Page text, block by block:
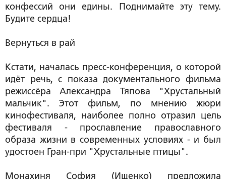
конфессий они едины. Поднимайте эту тему.
Будите сердца!
Вернуться в рай
Кстати, началась пресс-конференция, о которой
идёт речь, с показа документального фильма
режиссёра Александра Тяпова "Хрустальный
мальчик". Этот фильм, по мнению жюри
кинофестиваля, наиболее полно отразил цель
фестиваля - прославление православного
образа жизни в современных условиях - и был
удостоен Гран-при "Хрустальные птицы".
Монахиня София (Ищенко) предложила